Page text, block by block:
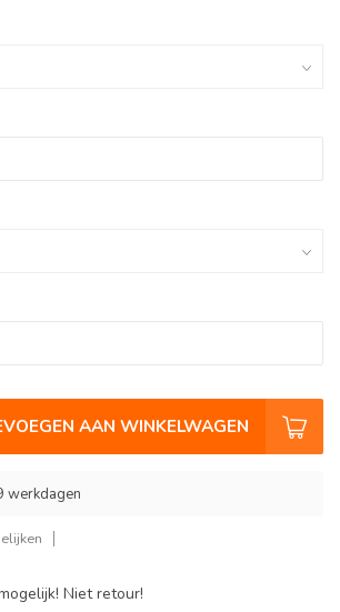
AAN WINKELWAGEN
werkdagen
Niet retour!